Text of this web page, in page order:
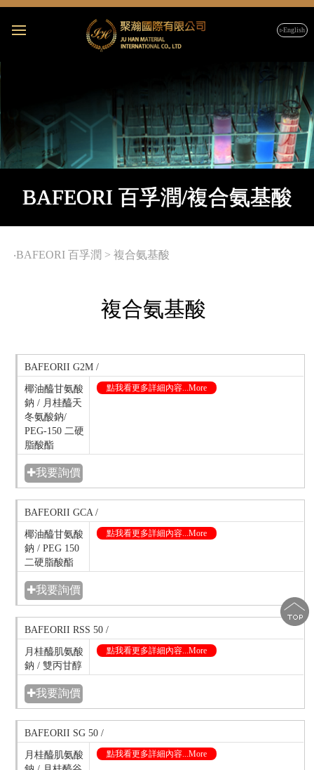
▹English
BAFEORI 百孚潤/複合氨基酸
‧BAFEORI 百孚潤 > 複合氨基酸
複合氨基酸
BAFEORII G2M /
椰油醯甘氨酸
鈉 / 月桂醯天
冬氨酸鈉/
PEG-150 二硬
脂酸酯
點我看更多詳細內容...More
✚我要詢價
BAFEORII GCA /
椰油醯甘氨酸
鈉 / PEG 150
二硬脂酸酯
點我看更多詳細內容...More
✚我要詢價
BAFEORII RSS 50 /
月桂醯肌氨酸
鈉 / 雙丙甘醇
點我看更多詳細內容...More
✚我要詢價
BAFEORII SG 50 /
月桂醯肌氨酸
點我看更多詳細內容...More